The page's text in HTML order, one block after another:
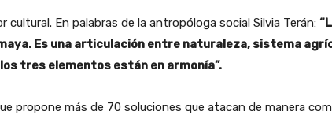
cultural. En palabras de la antropóloga social Silvia Terán:
Es una articulación entre naturaleza, sistema
tres elementos están en armonía”.
propone más de 70 soluciones que atacan de manera